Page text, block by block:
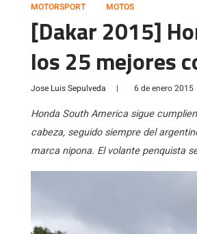
MOTORSPORT MOTOS
[Dakar 2015]
los 25 mejores
Jose Luis Sepulveda | 6 de enero 2015
Honda South America sigue
cabeza, seguido siempre del
marca nipona. El volante penquista